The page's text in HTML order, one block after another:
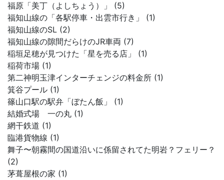
福原「美丁（よしちょう）」 (5)
福知山線の「各駅停車・出雲市行き」 (1)
福知山線のSL (2)
福知山線の隙間だらけのJR車両 (7)
稲垣足穂が見つけた「星を売る店」 (1)
稲荷市場 (1)
第二神明玉津インターチェンジの料金所 (1)
箕谷プール (1)
篠山口駅の駅弁「ぼたん飯」 (1)
結婚式場 一の丸 (1)
網干鉄道 (1)
臨港貨物線 (1)
舞子〜朝霧間の国道沿いに係留されてた明岩？フェリー？
(2)
茅葺屋根の家 (1)